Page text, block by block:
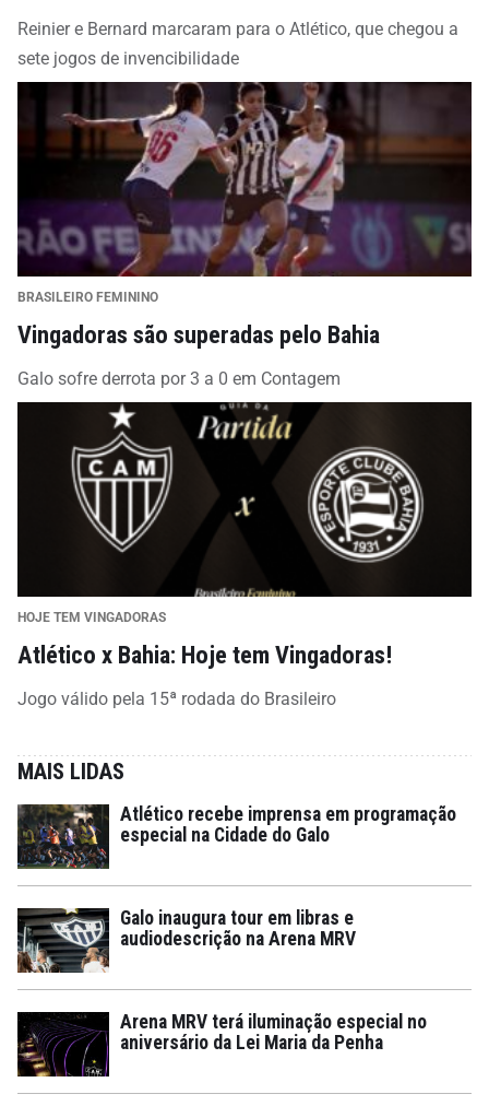
Reinier e Bernard marcaram para o Atlético, que chegou a
sete jogos de invencibilidade
BRASILEIRO FEMININO
Vingadoras são superadas pelo Bahia
Galo sofre derrota por 3 a 0 em Contagem
HOJE TEM VINGADORAS
Atlético x Bahia: Hoje tem Vingadoras!
Jogo válido pela 15ª rodada do Brasileiro
MAIS LIDAS
Atlético recebe imprensa em programação
especial na Cidade do Galo
Galo inaugura tour em libras e
audiodescrição na Arena MRV
Arena MRV terá iluminação especial no
aniversário da Lei Maria da Penha